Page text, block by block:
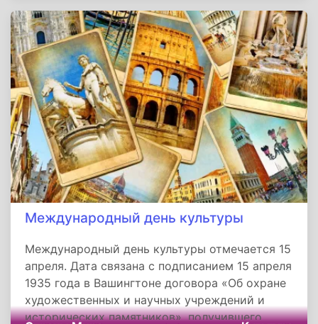
перед РЭБ стоят стратегически важные для
страны задачи. Военнослужащие постоянно
совершенствуют свои навыки в
использовании штатных средств
радиоэлектронного противодействия.
Количество учений превышает сотню в год.
Международный день культуры
Международный день культуры отмечается 15
апреля. Дата связана с подписанием 15 апреля
1935 года в Вашингтоне договора «Об охране
художественных и научных учреждений и
исторических памятников», получившего